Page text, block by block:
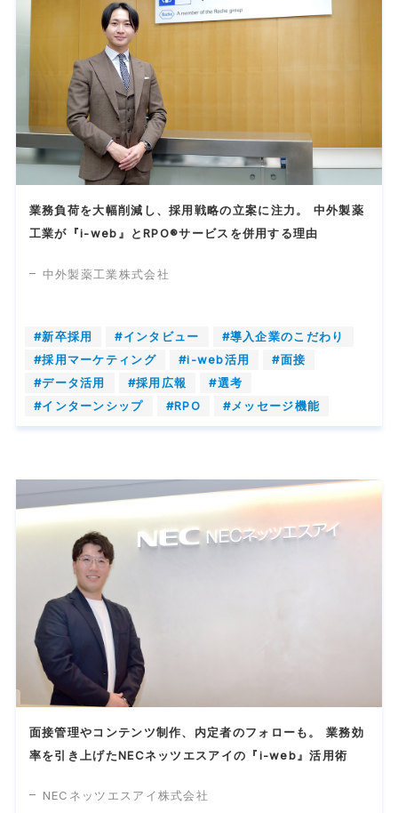
業務負荷を大幅削減し、採用戦略の立案に注力。 中外製薬
工業が『i-web』とRPO®サービスを併用する理由
中外製薬工業株式会社
#新卒採用 #インタビュー
#導入企業のこだわり
#採用マーケティング
#i-web活用
#面接
#データ活用
#採用広報
#選考
#インターンシップ
#RPO #メッセージ機能
面接管理やコンテンツ制作、内定者のフォローも。 業務効
率を引き上げたNECネッツエスアイの『i-web』活用術
NECネッツエスアイ株式会社